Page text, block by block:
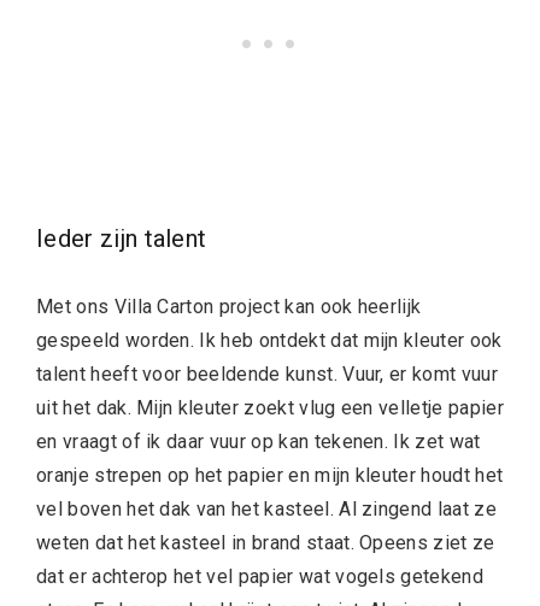
Ieder zijn talent
Met ons Villa Carton project kan ook heerlijk
gespeeld worden. Ik heb ontdekt dat mijn kleuter ook
talent heeft voor beeldende kunst. Vuur, er komt vuur
uit het dak. Mijn kleuter zoekt vlug een velletje papier
en vraagt of ik daar vuur op kan tekenen. Ik zet wat
oranje strepen op het papier en mijn kleuter houdt het
vel boven het dak van het kasteel. Al zingend laat ze
weten dat het kasteel in brand staat. Opeens ziet ze
dat er achterop het vel papier wat vogels getekend